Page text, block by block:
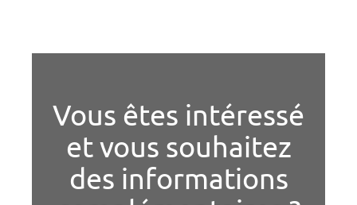
Vous êtes intéressé
et vous souhaitez
des informations